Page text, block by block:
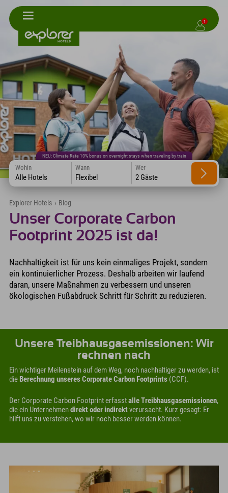
1
NEU: Climate Rate 10% bonus on overnight stays when traveling by train
Wohin
Alle Hotels
Wann
Flexibel
Wer
2 Gäste
Explorer Hotels › Blog
Unser Corporate Carbon
Footprint 2025 ist da!
Nachhaltigkeit ist für uns kein einmaliges Projekt, sondern
ein kontinuierlicher Prozess. Deshalb arbeiten wir laufend
daran, unsere Maßnahmen zu verbessern und unseren
ökologischen Fußabdruck Schritt für Schritt zu reduzieren.
Unsere Treibhausgasemissionen: Wir
rechnen nach
Ein wichtiger Meilenstein auf dem Weg, noch nachhaltiger zu werden, ist
dieBerechnung unseres Corporate Carbon Footprints (CCF).
Der Corporate Carbon Footprint erfasstalle Treibhausgasemissionen,
die ein Unternehmendirekt oder indirektverursacht. Kurz gesagt: Er
hilft uns zu verstehen, wo wir noch besser werden können.